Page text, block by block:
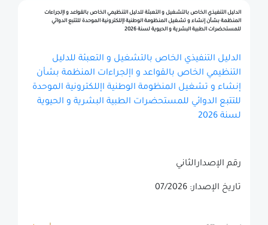
الدليل التنفيذي الخاص بالتشغيل و التعبئة للدليل التنظيمي الخاص بالقواعد و اإلجراءات
المنظمة بشأن إنشاء و تشغيل المنظومة الوطنية اإللكترونية الموحدة للتتبع الدوائي
للمستحضرات الطبية البشرية و الحيوية لسنة 2026
الدليل التنفيذي الخاص بالتشغيل و التعبئة للدليل
التنظيمي الخاص بالقواعد و اإلجراءات المنظمة بشأن
إنشاء و تشغيل المنظومة الوطنية اإللكترونية الموحدة
للتتبع الدوائي للمستحضرات الطبية البشرية و الحيوية
لسنة 2026
رقم الإصدارالثاني
تاريخ الإصدار: 07/2026